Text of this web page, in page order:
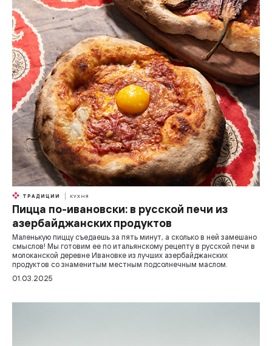
ТРАДИЦИИ КУХНЯ
Пицца по-ивановски: в русской печи из
азербайджанских продуктов
Маленькую пиццу съедаешь за пять минут, а сколько в ней замешано
смыслов! Мы готовим ее по итальянскому рецепту в русской печи в
молоканской деревне Ивановке из лучших азербайджанских
продуктов со знаменитым местным подсолнечным маслом.
01.03.2025